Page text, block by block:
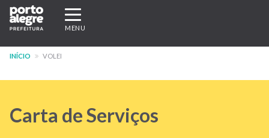
Pular
para
conteúdo
Expandir/recolher
navegação
MENU
INÍCIO VOLEI
Carta de Serviços